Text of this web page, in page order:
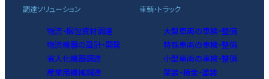
調達ソリューション
物流・梱包資材調達
物流機器の設計・開発
省人化機器調達
産業用機械調達
車輌・トラック
大型車両の車検・整備
特殊車両の車検・整備
小型車両の車検・整備
架装・板金・塗装